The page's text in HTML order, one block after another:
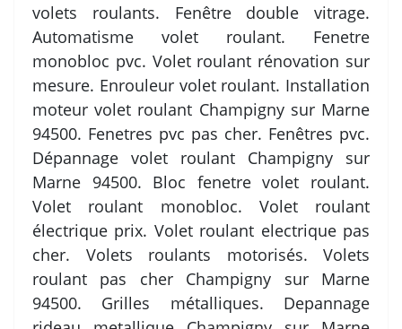
volets roulants. Fenêtre double vitrage.
Automatisme volet roulant. Fenetre
monobloc pvc. Volet roulant rénovation sur
mesure. Enrouleur volet roulant. Installation
moteur volet roulant Champigny sur Marne
94500. Fenetres pvc pas cher. Fenêtres pvc.
Dépannage volet roulant Champigny sur
Marne 94500. Bloc fenetre volet roulant.
Volet roulant monobloc. Volet roulant
électrique prix. Volet roulant electrique pas
cher. Volets roulants motorisés. Volets
roulant pas cher Champigny sur Marne
94500. Grilles métalliques. Depannage